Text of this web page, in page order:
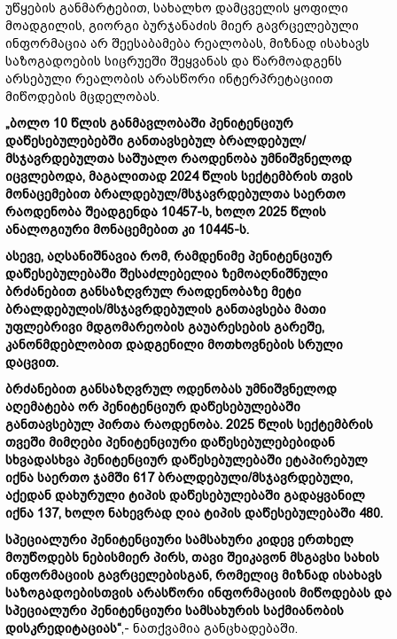
უწყების განმარტებით, სახალხო დამცველის ყოფილი
მოადგილის, გიორგი ბურჯანაძის მიერ გავრცელებული
ინფორმაცია არ შეესაბამება რეალობას, მიზნად ისახავს
საზოგადოების სიცრუეში შეყვანას და წარმოადგენს
არსებული რეალობის არასწორი ინტერპრეტაციით
მიწოდების მცდელობას.
„ბოლო 10 წლის განმავლობაში პენიტენციურ
დაწესებულებებში განთავსებულ ბრალდებულ/
მსჯავრდებულთა საშუალო რაოდენობა უმნიშვნელოდ
იცვლებოდა, მაგალითად 2024 წლის სექტემბრის თვის
მონაცემებით ბრალდებულ/მსჯავრდებულთა საერთო
რაოდენობა შეადგენდა 10457-ს, ხოლო 2025 წლის
ანალოგიური მონაცემებით კი 10445-ს.
ასევე, აღსანიშნავია რომ, რამდენიმე პენიტენციურ
დაწესებულებაში შესაძლებელია ზემოაღნიშნული
ბრძანებით განსაზღვრულ რაოდენობაზე მეტი
ბრალდებულის/მსჯავრდებულის განთავსება მათი
უფლებრივი მდგომარეობის გაუარესების გარეშე,
კანონმდებლობით დადგენილი მოთხოვნების სრული
დაცვით.
ბრძანებით განსაზღვრულ ოდენობას უმნიშვნელოდ
აღემატება ორ პენიტენციურ დაწესებულებაში
განთავსებულ პირთა რაოდენობა. 2025 წლის სექტემბრის
თვეში მიმღები პენიტენციური დაწესებულებებიდან
სხვადასხვა პენიტენციურ დაწესებულებაში ეტაპირებულ
იქნა საერთო ჯამში 617 ბრალდებული/მსჯავრდებული,
აქედან დახურული ტიპის დაწესებულებაში გადაყვანილ
იქნა 137, ხოლო ნახევრად ღია ტიპის დაწესებულებაში 480.
სპეციალური პენიტენციური სამსახური კიდევ ერთხელ
მოუწოდებს ნებისმიერ პირს, თავი შეიკავონ მსგავსი სახის
ინფორმაციის გავრცელებისგან, რომელიც მიზნად ისახავს
საზოგადოებისთვის არასწორი ინფორმაციის მიწოდებას და
სპეციალური პენიტენციური სამსახურის საქმიანობის
დისკრედიტაციას“,- ნათქვამია განცხადებაში.